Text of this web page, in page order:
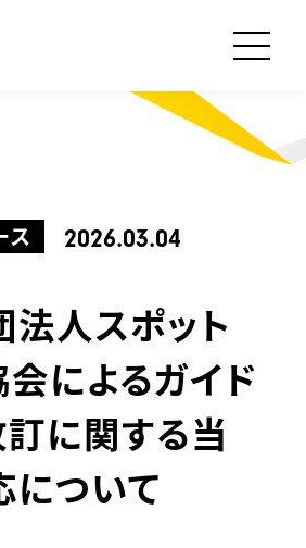
ス 2026.03.04
人スポット
によるガイド
に関する当
ついて